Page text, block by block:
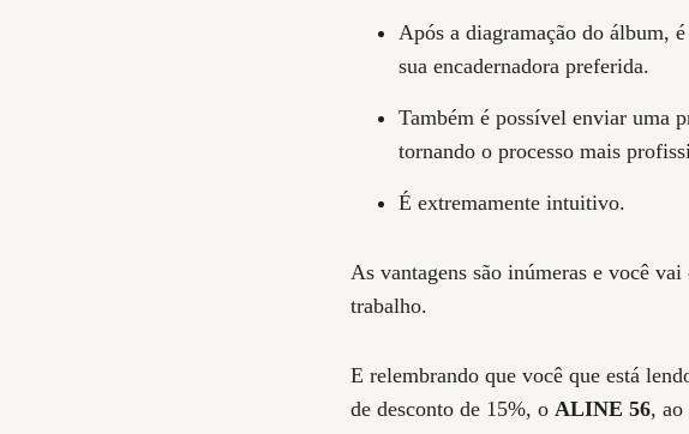
Após a diagramação do álbum,
sua encadernadora preferida.
Também é possível enviar uma
tornando o processo mais
É extremamente intuitivo.
As vantagens são inúmeras e você
trabalho.
E relembrando que você que está
de desconto de 15%, o ALINE 56, ao